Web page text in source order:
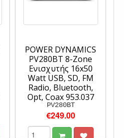
POWER DYNAMICS
PV280BT 8-Zone
Eνισχυτής 16x50
Watt USB, SD, FM
Radio, Bluetooth,
Opt, Coax 953.037
PV280BT
€249.00